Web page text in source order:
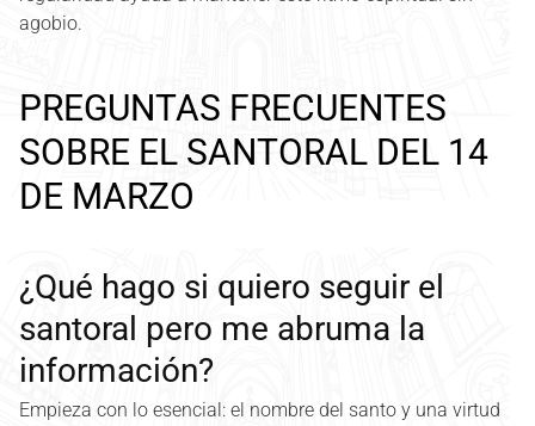
agobio.
PREGUNTAS FRECUENTES
SOBRE EL SANTORAL DEL 14
DE MARZO
¿Qué hago si quiero seguir el
santoral pero me abruma la
información?
Empieza con lo esencial: el nombre del santo y una virtud